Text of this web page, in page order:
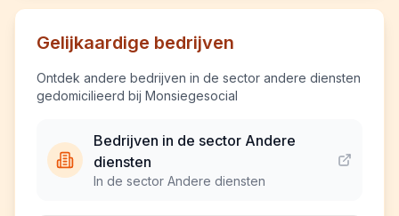
Gelijkaardige bedrijven
Ontdek andere bedrijven in de sector andere diensten
gedomicilieerd bij Monsiegesocial
Bedrijven in de sector Andere
diensten
In de sector Andere diensten